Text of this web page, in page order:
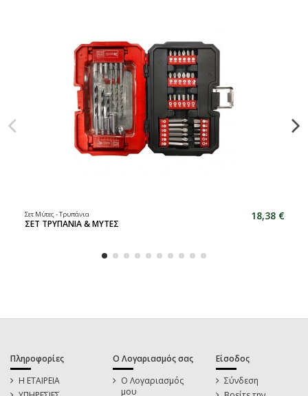
Σετ Μύτες - Τρυπάνια
ΣΕΤ ΤΡΥΠΑΝΙΑ & ΜΥΤΕΣ
18,38 €
Πληροφορίες
Η ΕΤΑΙΡΕΙΑ
Ο Λογαριασμός σας
Ο Λογαριασμός
μου
Είσοδος
Σύνδεση